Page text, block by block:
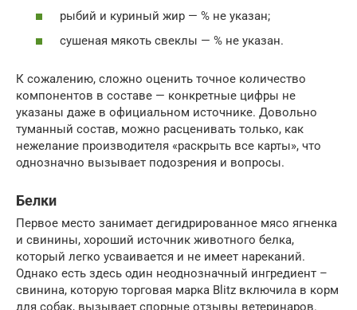
рыбий и куриный жир — % не указан;
сушеная мякоть свеклы — % не указан.
К сожалению, сложно оценить точное количество
компонентов в составе — конкретные цифры не
указаны даже в официальном источнике. Довольно
туманный состав, можно расценивать только, как
нежелание производителя «раскрыть все карты», что
однозначно вызывает подозрения и вопросы.
Белки
Первое место занимает дегидрированное мясо ягненка
и свинины, хороший источник животного белка,
который легко усваивается и не имеет нареканий.
Однако есть здесь один неоднозначный ингредиент –
свинина, которую торговая марка Blitz включила в корм
для собак, вызывает спорные отзывы ветеринаров.